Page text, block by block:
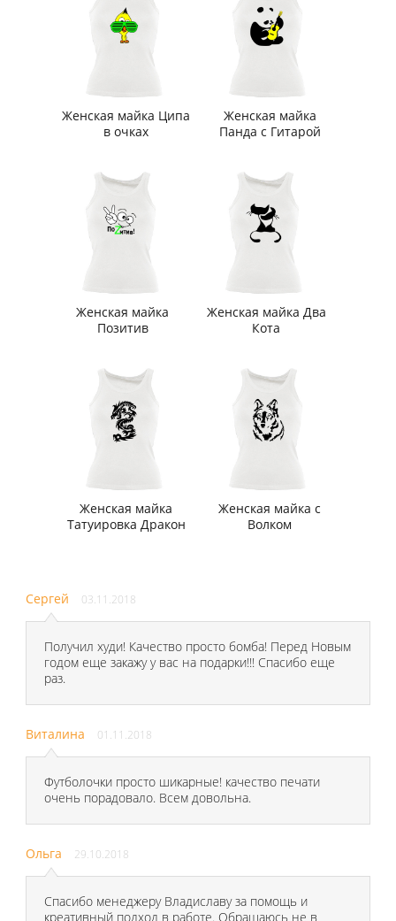
Женская майка Ципа
в очках
Женская майка
Панда с Гитарой
Женская майка
Позитив
Женская майка Два
Кота
Женская майка
Татуировка Дракон
Женская майка с
Волком
Сергей 03.11.2018
Получил худи! Качество просто бомба! Перед Новым
годом еще закажу у вас на подарки!!! Спасибо еще
раз.
Виталина 01.11.2018
Футболочки просто шикарные! качество печати
очень порадовало. Всем довольна.
Ольга 29.10.2018
Спасибо менеджеру Владиславу за помощь и
креативный подход в работе. Обращаюсь не в